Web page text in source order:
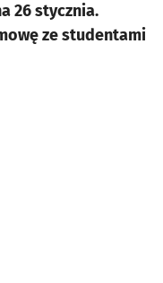
26 stycznia.
ze studentami